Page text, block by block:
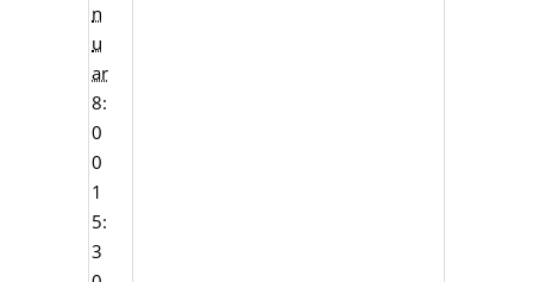
n
u
ar
8:
0
0
1
5:
3